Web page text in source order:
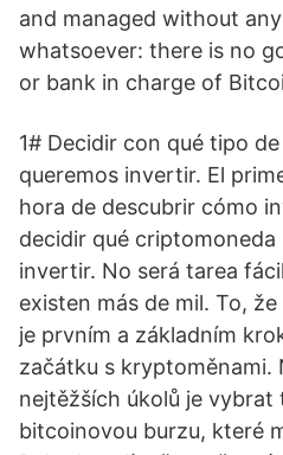
and managed without
whatsoever: there is no
or bank in charge of
1# Decidir con qué tipo
queremos invertir. El
hora de descubrir cómo
decidir qué criptomoneda
invertir. No será tarea
existen más de mil. To,
je prvním a základním
začátku s kryptoměnami.
nejtěžších úkolů je vybrat
bitcoinovou burzu, které